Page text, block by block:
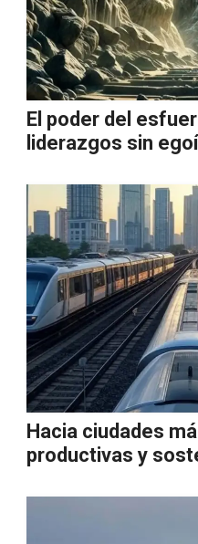
El poder del
liderazgos sin
Hacia ciudades
productivas y